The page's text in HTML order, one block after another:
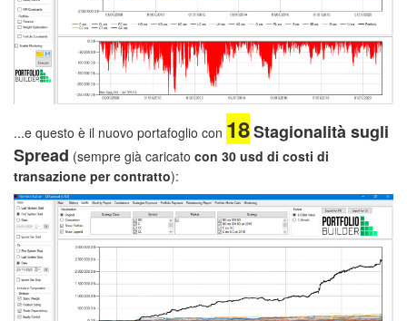
...e questo è il nuovo portafoglio con 18Stagionalità sugli
Spread (sempre già caricato con 30 usd di costi di
transazione per contratto):